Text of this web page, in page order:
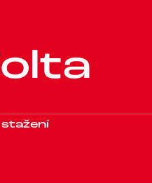
olta
stažení